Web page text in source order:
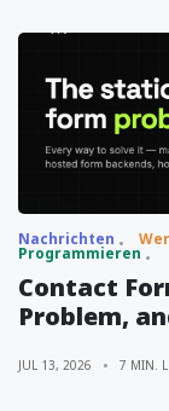
Nachrichten
Programmieren
Contact
Problem,
JUL 13, 2026 7 MIN.